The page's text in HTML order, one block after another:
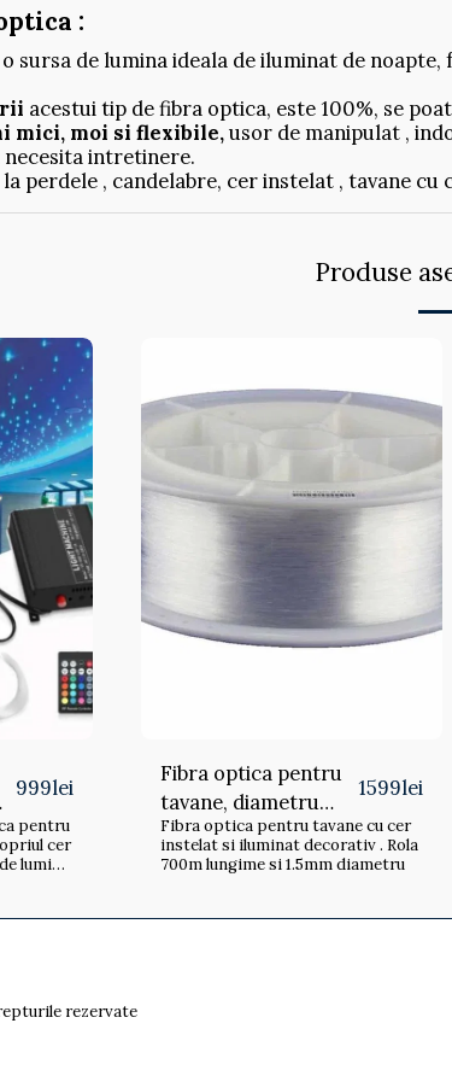
:
sursa de lumina ideala de iluminat de
acestui tip de fibra optica, este 100%, se
mici, moi si flexibile,usor de manipulat ,
necesita intretinere.
perdele , candelabre, cer instelat , tavane
Produse
999lei
pentru
cer
lumina
puteti
150
Fibra optica pentru
tavane, diametru
1.5mm, rola 700m
1599lei
Fibra optica pentru tavane cu cer
instelat si iluminat decorativ . Rola
700m lungime si 1.5mm diametru
rezervate